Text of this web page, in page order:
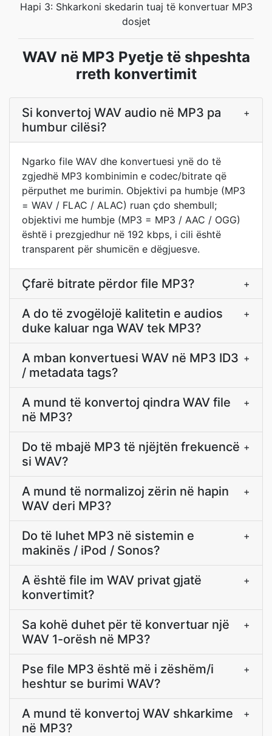
Hapi 3: Shkarkoni skedarin tuaj të konvertuar MP3
dosjet
WAV në MP3 Pyetje të shpeshta
rreth konvertimit
Si konvertoj WAV audio në MP3 pa
humbur cilësi?
+
Ngarko file WAV dhe konvertuesi ynë do të
zgjedhë MP3 kombinimin e codec/bitrate që
përputhet me burimin. Objektivi pa humbje (MP3
= WAV / FLAC / ALAC) ruan çdo shembull;
objektivi me humbje (MP3 = MP3 / AAC / OGG)
është i prezgjedhur në 192 kbps, i cili është
transparent për shumicën e dëgjuesve.
Çfarë bitrate përdor file MP3? +
A do të zvogëlojë kalitetin e audios
duke kaluar nga WAV tek MP3?
+
A mban konvertuesi WAV në MP3 ID3
/ metadata tags?
+
A mund të konvertoj qindra WAV file
në MP3?
+
Do të mbajë MP3 të njëjtën frekuencë
si WAV?
+
A mund të normalizoj zërin në hapin
WAV deri MP3?
+
Do të luhet MP3 në sistemin e
makinës / iPod / Sonos?
+
A është file im WAV privat gjatë
konvertimit?
+
Sa kohë duhet për të konvertuar një
WAV 1-orësh në MP3?
+
Pse file MP3 është më i zëshëm/i
heshtur se burimi WAV?
+
A mund të konvertoj WAV shkarkime
në MP3?
+